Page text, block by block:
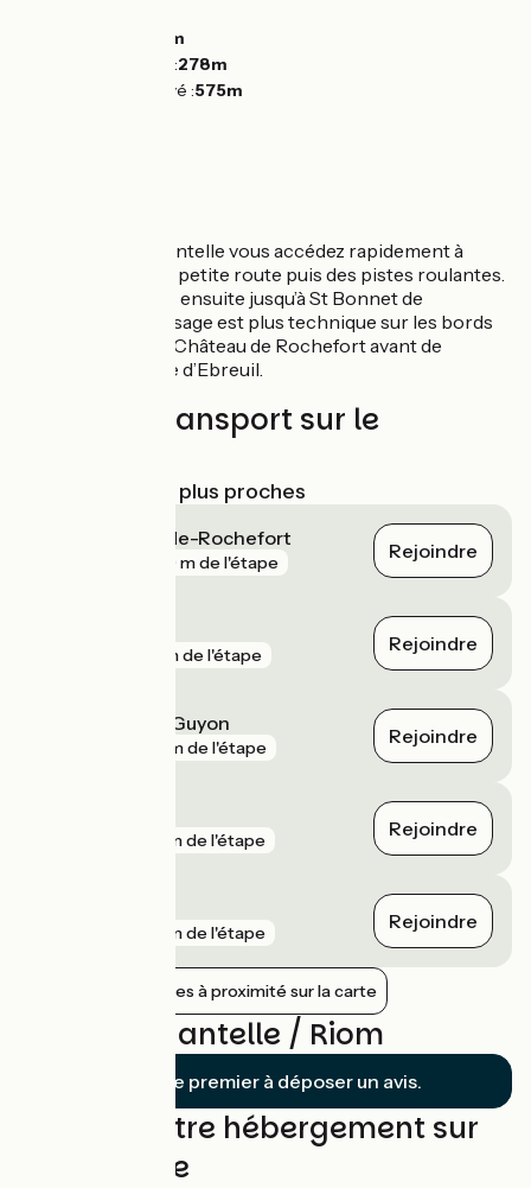
816m
Point le plus bas :278m
Point le plus élevé :575m
En partant de Chantelle vous accédez rapidement à
Charroux par une petite route puis des pistes roulantes.
Aucune difficultés ensuite jusqu’à St Bonnet de
Rochefort. Le passage est plus technique sur les bords
de Sioule jusqu’au Château de Rochefort avant de
découvrir la plaine d’Ebreuil.
Trains et transport sur le
Gares SNCF les plus proches
Saint-Bonnet-de-Rochefort
569 m de l'étape Rejoindre
1 km de l'étape Rejoindre
Riom - Châtel-Guyon
2 km de l'étape Rejoindre
5 km de l'étape Rejoindre
5 km de l'étape Rejoindre
Afficher les gares à proximité sur la carte
Avis sur Chantelle / Riom
Soyez le premier à déposer un avis.
Trouvez votre hébergement sur
cette étape